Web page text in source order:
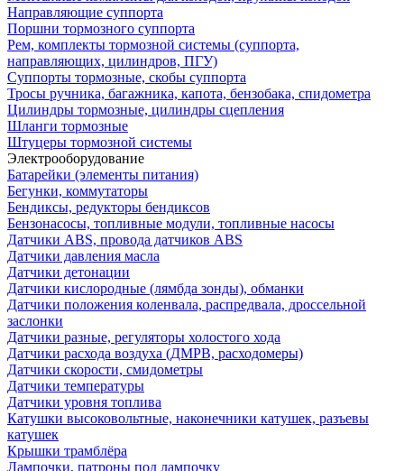
Направляющие суппорта
Поршни тормозного суппорта
Рем, комплекты тормозной системы (суппорта,
направляющих, цилиндров, ПГУ)
Суппорты тормозные, скобы суппорта
Тросы ручника, багажника, капота, бензобака, спидометра
Цилиндры тормозные, цилиндры сцепления
Шланги тормозные
Штуцеры тормозной системы
Электрооборудование
Батарейки (элементы питания)
Бегунки, коммутаторы
Бендиксы, редукторы бендиксов
Бензонасосы, топливные модули, топливные насосы
Датчики ABS, провода датчиков ABS
Датчики давления масла
Датчики детонации
Датчики кислородные (лямбда зонды), обманки
Датчики положения коленвала, распредвала, дроссельной
заслонки
Датчики разные, регуляторы холостого хода
Датчики расхода воздуха (ДМРВ, расходомеры)
Датчики скорости, смидометры
Датчики температуры
Датчики уровня топлива
Катушки высоковольтные, наконечники катушек, разъевы
катушек
Крышки трамблёра
Лампочки, патроны под лампочку